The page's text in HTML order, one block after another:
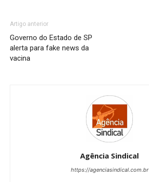
Artigo anterior
Governo do Estado de SP
alerta para fake news da
vacina
Agência Sindical
https://agenciasindical.com.br